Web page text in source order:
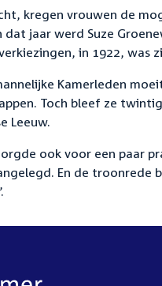
kregen vrouwen de
jaar werd Suze
in 1922, was
Kamerleden
Toch bleef ze
Leeuw.
ook voor een paar
En de troonrede